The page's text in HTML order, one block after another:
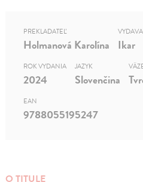
PREKLADATEĽ
Holmanová Karolína Ikar
ROK VYDANIA
2024
JAZYK
Slovenčina
EAN
9788055195247